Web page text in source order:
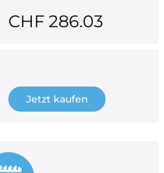
CHF 286.03
Jetzt kaufen